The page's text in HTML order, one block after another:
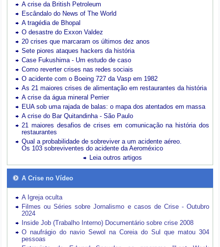
A crise da British Petroleum
Escândalo do News of The World
A tragédia de Bhopal
O desastre do Exxon Valdez
20 crises que marcaram os últimos dez anos
Sete piores ataques hackers da história
Case Fukushima - Um estudo de caso
Como reverter crises nas redes sociais
O acidente com o Boeing 727 da Vasp em 1982
As 21 maiores crises de alimentação em restaurantes da história
A crise da água mineral Perrier
EUA sob uma rajada de balas: o mapa dos atentados em massa
A crise do Bar Quitandinha - São Paulo
21 maiores desafios de crises em comunicação na história dos
restaurantes
Qual a probabilidade de sobreviver a um acidente aéreo.
Os 103 sobreviventes do acidente da Aeroméxico
Leia outros artigos
A Crise no Vídeo
A Igreja oculta
Filmes ou Séries sobre Jornalismo e casos de Crise - Outubro
2024
Inside Job (Trabalho Interno) Documentário sobre crise 2008
O naufrágio do navio Sewol na Coreia do Sul que matou 304
pessoas